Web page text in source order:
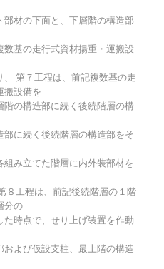
部材の下面と、下層階の構造部
数基の走行式資材揚重・運搬設
、 第７工程は、前記複数基の走
搬設備を
階の構造部に続く後続階層の構
部に続く後続階層の構造部をそ
組み立てた階層に内外装部材を
８工程は、前記後続階層の１階
分の
た時点で、せり上げ装置を作動
および仮設支柱、最上階の構造